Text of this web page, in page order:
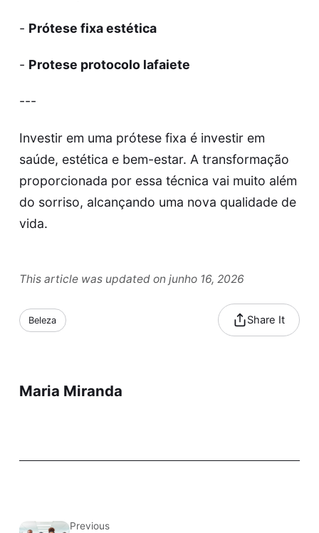
- Prótese fixa estética
- Protese protocolo lafaiete
---
Investir em uma prótese fixa é investir em
saúde, estética e bem-estar. A transformação
proporcionada por essa técnica vai muito além
do sorriso, alcançando uma nova qualidade de
vida.
This article was updated on junho 16, 2026
Beleza Share It
Maria Miranda
Previous